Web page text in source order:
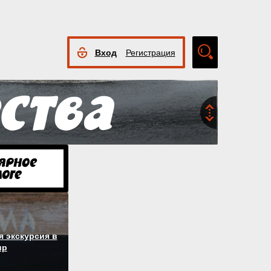
Вход Регистрация
поиск
экскурсия в